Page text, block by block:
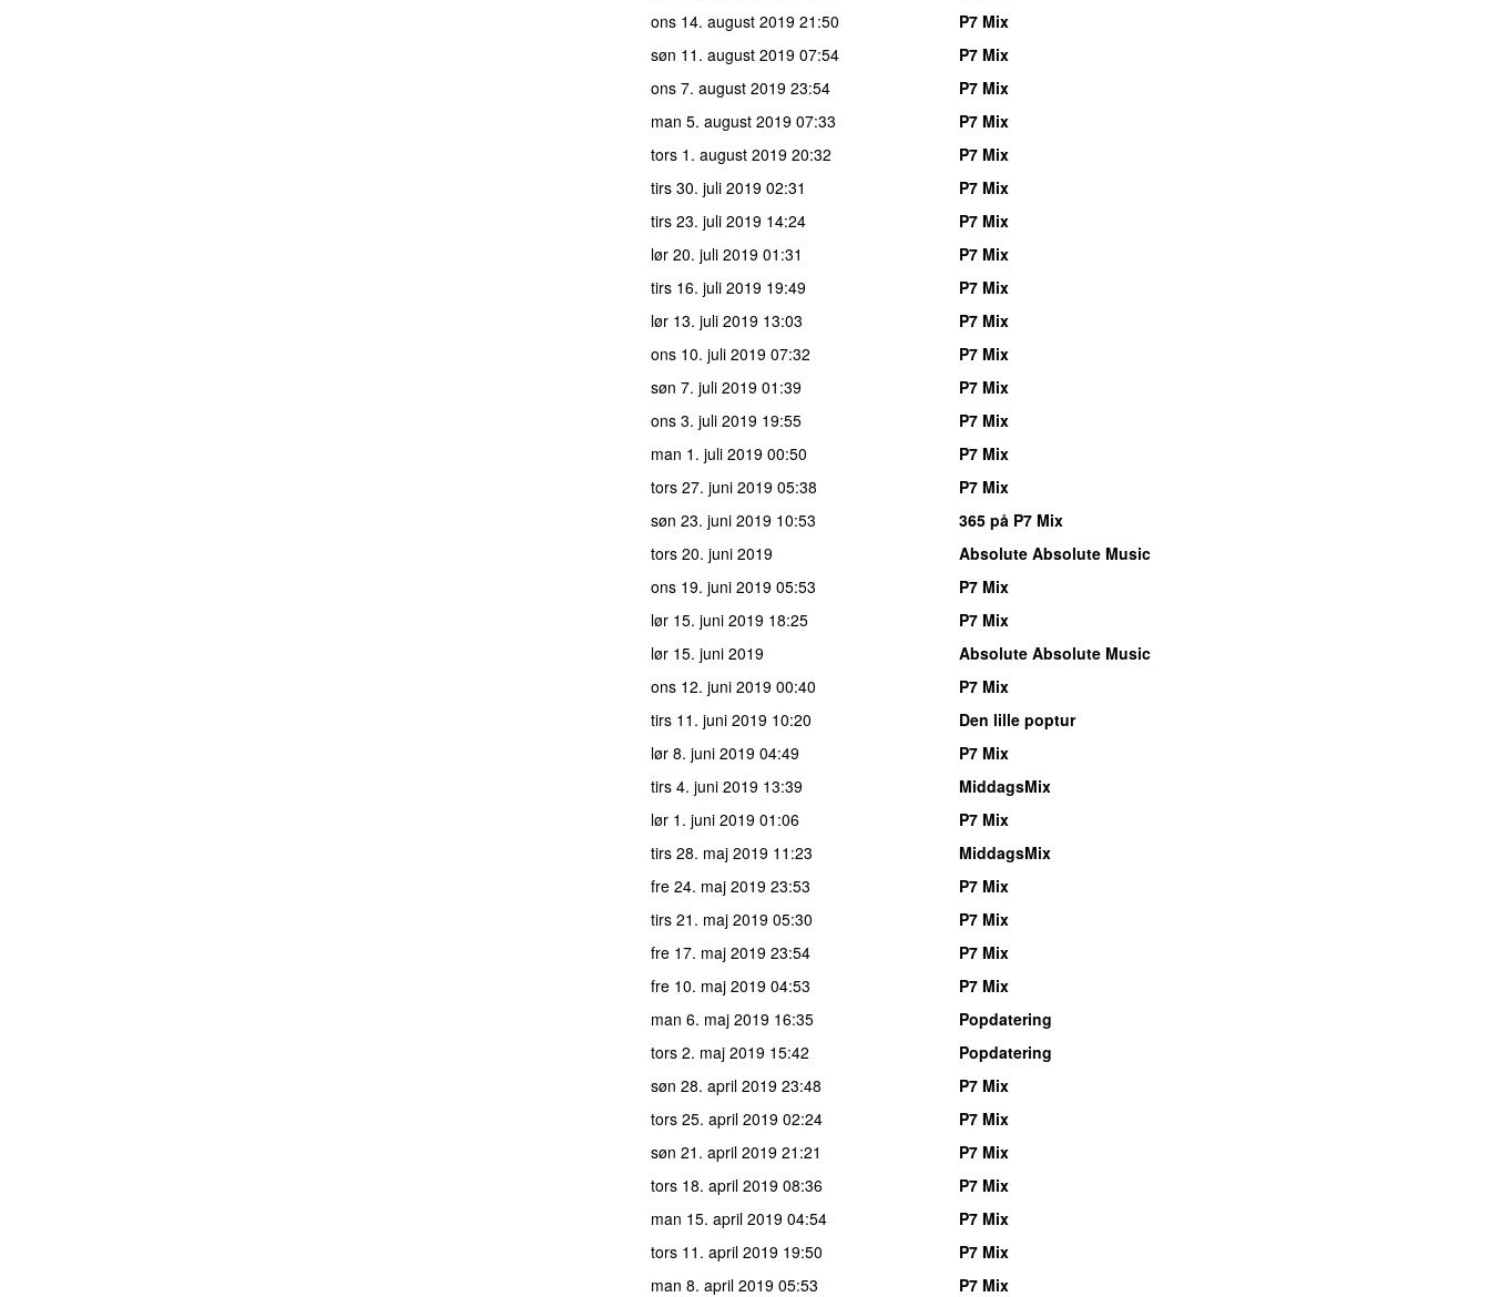
ons 14. august 2019 21:50
P7 Mix
søn 11. august 2019 07:54
P7 Mix
ons 7. august 2019 23:54
P7 Mix
man 5. august 2019 07:33
P7 Mix
tors 1. august 2019 20:32
P7 Mix
tirs 30. juli 2019 02:31
P7 Mix
tirs 23. juli 2019 14:24
P7 Mix
lør 20. juli 2019 01:31
P7 Mix
tirs 16. juli 2019 19:49
P7 Mix
lør 13. juli 2019 13:03
P7 Mix
ons 10. juli 2019 07:32
P7 Mix
søn 7. juli 2019 01:39
P7 Mix
ons 3. juli 2019 19:55
P7 Mix
man 1. juli 2019 00:50
P7 Mix
tors 27. juni 2019 05:38
P7 Mix
søn 23. juni 2019 10:53
365 på P7 Mix
tors 20. juni 2019
Absolute Absolute Music
ons 19. juni 2019 05:53
P7 Mix
lør 15. juni 2019 18:25
P7 Mix
lør 15. juni 2019
Absolute Absolute Music
ons 12. juni 2019 00:40
P7 Mix
tirs 11. juni 2019 10:20
Den lille poptur
lør 8. juni 2019 04:49
P7 Mix
tirs 4. juni 2019 13:39
MiddagsMix
lør 1. juni 2019 01:06
P7 Mix
tirs 28. maj 2019 11:23
MiddagsMix
fre 24. maj 2019 23:53
P7 Mix
tirs 21. maj 2019 05:30
P7 Mix
fre 17. maj 2019 23:54
P7 Mix
fre 10. maj 2019 04:53
P7 Mix
man 6. maj 2019 16:35
Popdatering
tors 2. maj 2019 15:42
Popdatering
søn 28. april 2019 23:48
P7 Mix
tors 25. april 2019 02:24
P7 Mix
søn 21. april 2019 21:21
P7 Mix
tors 18. april 2019 08:36
P7 Mix
man 15. april 2019 04:54
P7 Mix
tors 11. april 2019 19:50
P7 Mix
man 8. april 2019 05:53
P7 Mix